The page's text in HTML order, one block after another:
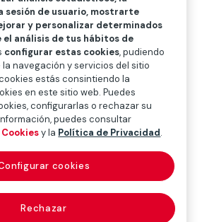
>Ayudas al Empleo>
Concedidas
de tus ayudas,deberás
documentación:
de cotizaciones, Relación
y Justificante de pago
Social a la fecha de devengo
presentada.
laboral del empleado actualizado
sesión de usuario, mostrarte
y personalizar determinados
análisis de tus hábitos de
configurar estas cookies, pudiendo
navegación y servicios del sitio
estás consintiendo la
en este sitio web. Puedes
configurarlas o rechazar su
puedes consultar
y la Política de Privacidad.
Rechazar
cookies